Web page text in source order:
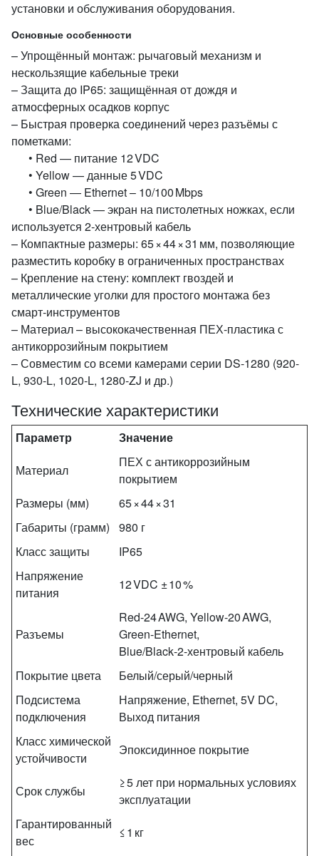
установки и обслуживания оборудования.
Основные особенности
– Упрощённый монтаж: рычаговый механизм и
нескользящие кабельные треки
– Защита до IP65: защищённая от дождя и
атмосферных осадков корпус
– Быстрая проверка соединений через разъёмы с
пометками:
• Red — питание 12 VDC
• Yellow — данные 5 VDC
• Green — Ethernet – 10/100 Mbps
• Blue/Black — экран на пистолетных ножках, если
используется 2‑хентровый кабель
– Компактные размеры: 65 × 44 × 31 мм, позволяющие
разместить коробку в ограниченных пространствах
– Крепление на стену: комплект гвоздей и
металлические уголки для простого монтажа без
смарт‑инструментов
– Материал – высококачественная ПЕХ‑пластика с
антикоррозийным покрытием
– Совместим со всеми камерами серии DS‑1280 (920-
L, 930-L, 1020‑L, 1280‑ZJ и др.)
Технические характеристики
Параметр
Значение
Материал
ПЕХ с антикоррозийным
покрытием
Размеры (мм)
65 × 44 × 31
Габариты (грамм)
980 г
Класс защиты
IP65
Напряжение
питания
12 VDC ± 10 %
Разъемы
Red‑24 AWG, Yellow‑20 AWG,
Green‑Ethernet,
Blue/Black‑2‑хентровый кабель
Покрытие цвета
Белый/серый/черный
Подсистема
подключения
Напряжение, Ethernet, 5V DC,
Выход питания
Класс химической
устойчивости
Эпоксидинное покрытие
Срок службы
≥ 5 лет при нормальных условиях
эксплуатации
Гарантированный
вес
≤ 1 кг